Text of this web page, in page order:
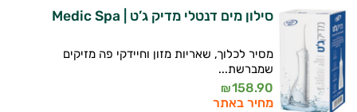
סילון מים דנטלי מדיק ג’ט | Medic Spa
מסיר לכלוך, שאריות מזון וחיידקי פה מזיקים
שמברשת...
158.90
₪
מחיר באתר